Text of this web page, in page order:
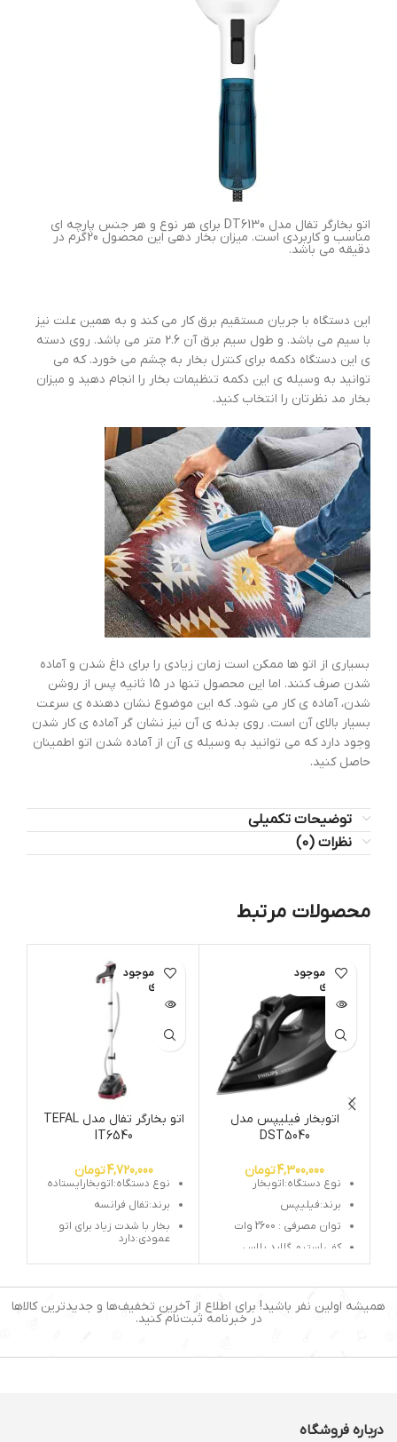
اتو بخارگر تفال مدل DT6130 برای هر نوع و هر جنس پارچه ای
مناسب و کاربردی است. میزان بخار دهی این محصول 20گرم در
دقیقه می باشد.
این دستگاه با جریان مستقیم برق کار می کند و به همین علت نیز
با سیم می باشد. و طول سیم برق آن 2.6 متر می باشد. روی دسته
ی این دستگاه دکمه برای کنترل بخار به چشم می خورد. که می
توانید به وسیله ی این دکمه تنظیمات بخار را انجام دهید و میزان
بخار مد نظرتان را انتخاب کنید.
بسیاری از اتو ها ممکن است زمان زیادی را برای داغ شدن و آماده
شدن صرف کنند. اما این محصول تنها در 15 ثانیه پس از روشن
شدن، آماده ی کار می شود. که این موضوع نشان دهنده ی سرعت
بسیار بالای آن است. روی بدنه ی آن نیز نشان گر آماده ی کار شدن
وجود دارد که می توانید به وسیله ی آن از آماده شدن اتو اطمینان
حاصل کنید.
توضیحات تکمیلی
نظرات (0)
محصولات مرتبط
اتمام موجود
ی
اتوبخار فیلیپس مدل
DST5040
4,300,000تومان
نوع دستگاه:اتوبخار
برند:فیلیپس
توان مصرفی : 2600 وات
کفیاستیم گلاید پلاس
سیستم قطع کن خودکار
سیستم ضد چکه و رسوب
بخار لحظه ای ، پیوسته ،
اتمام موجود
ی
اتو بخارگر تفال مدل TEFAL
IT6540
4,720,000تومان
نوع دستگاه:اتوبخارایستاده
برند:تفال فرانسه
بخار با شدت زیاد برای اتو
عمودی:دارد
جمع شدن دستگاه برای
جابجایی راحت
همیشه اولین نفر باشید! برای اطلاع از آخرین تخفیف‌ها و جدیدترین کالاها
در خبرنامه ثبت‌نام کنید.
درباره فروشگاه